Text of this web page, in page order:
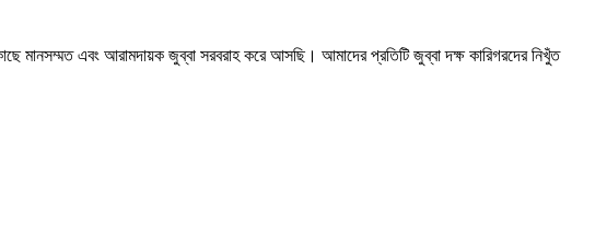
মানসম্মত এবং আরামদায়ক জুব্বা সরবরাহ করে আসছি। আমাদের প্রতিটি জুব্বা দক্ষ কারিগরদের নিখুঁত